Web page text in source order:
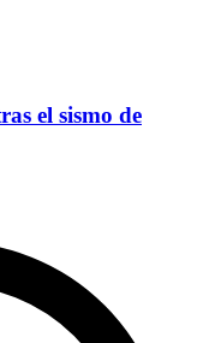
el sismo de